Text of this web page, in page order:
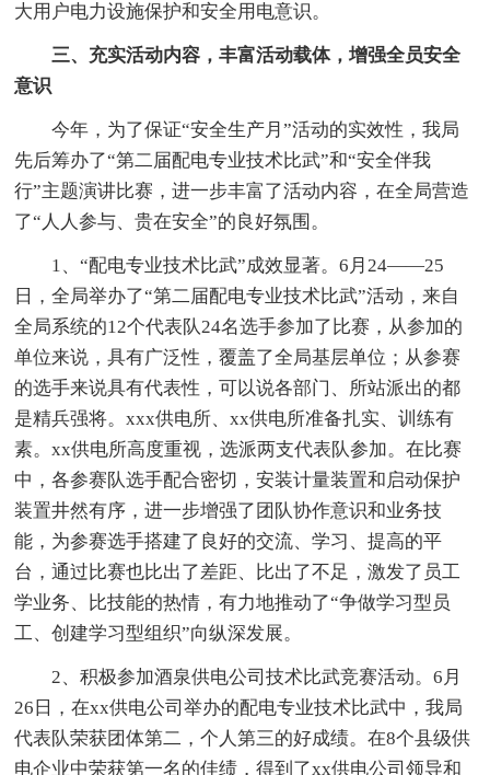
大用户电力设施保护和安全用电意识。
三、充实活动内容，丰富活动载体，增强全员安全
意识
今年，为了保证“安全生产月”活动的实效性，我局
先后筹办了“第二届配电专业技术比武”和“安全伴我
行”主题演讲比赛，进一步丰富了活动内容，在全局营造
了“人人参与、贵在安全”的良好氛围。
1、“配电专业技术比武”成效显著。6月24——25
日，全局举办了“第二届配电专业技术比武”活动，来自
全局系统的12个代表队24名选手参加了比赛，从参加的
单位来说，具有广泛性，覆盖了全局基层单位；从参赛
的选手来说具有代表性，可以说各部门、所站派出的都
是精兵强将。xxx供电所、xx供电所准备扎实、训练有
素。xx供电所高度重视，选派两支代表队参加。在比赛
中，各参赛队选手配合密切，安装计量装置和启动保护
装置井然有序，进一步增强了团队协作意识和业务技
能，为参赛选手搭建了良好的交流、学习、提高的平
台，通过比赛也比出了差距、比出了不足，激发了员工
学业务、比技能的热情，有力地推动了“争做学习型员
工、创建学习型组织”向纵深发展。
2、积极参加酒泉供电公司技术比武竞赛活动。6月
26日，在xx供电公司举办的配电专业技术比武中，我局
代表队荣获团体第二，个人第三的好成绩。在8个县级供
电企业中荣获第一名的佳绩，得到了xx供电公司领导和